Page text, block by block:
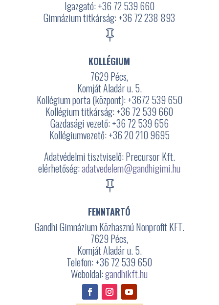
Igazgató: +36 72 539 660
Gimnázium titkárság: +36 72 238 893

KOLLÉGIUM
7629 Pécs,
Komját Aladár u. 5.
Kollégium porta (központ): +3672 539 650
Kollégium titkárság: +36 72 539 660
Gazdasági vezető: +36 72 539 656
Kollégiumvezető: +36 20 210 9695
Adatvédelmi tisztviselő: Precursor Kft.
elérhetőség:adatvedelem@gandhigimi.hu

FENNTARTÓ
Gandhi Gimnázium Közhasznú Nonprofit KFT.
7629 Pécs,
Komját Aladár u. 5.
Telefon: +36 72 539 650
Weboldal:gandhikft.hu